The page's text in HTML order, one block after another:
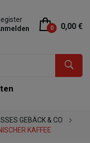
0 0,00 €
GEBÄCK & CO
KAFFEE